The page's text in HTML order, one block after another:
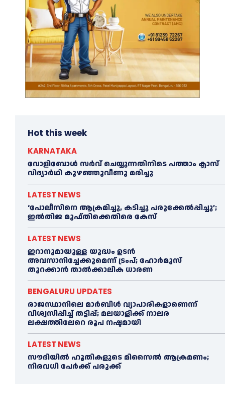
Hot this week
KARNATAKA
വോളിബോൾ സർവ് ചെയ്യുന്നതിനിടെ പത്താം ക്ലാസ്
വിദ്യാർഥി കുഴഞ്ഞുവീണു മരിച്ചു
LATEST NEWS
‘പോലീസിനെ ആക്രമിച്ചു, കടിച്ചു പരുക്കേല്‍പ്പിച്ചു’;
ഇല്‍തിജ മുഫ്തിക്കെതിരെ കേസ്
LATEST NEWS
ഇറാനുമായുള്ള യുദ്ധം ഉടൻ
അവസാനിച്ചേക്കുമെന്ന് ട്രംപ്; ഹോർമുസ്
തുറക്കാൻ താൽക്കാലിക ധാരണ
BENGALURU UPDATES
രാജസ്ഥാനിലെ മാർബിൾ വ്യാപാരികളാണെന്ന്
വിശ്വസിപ്പിച്ച് തട്ടിപ്പ്; മലയാളിക്ക് നാലര
ലക്ഷത്തിലേറെ രൂപ നഷ്ടമായി
LATEST NEWS
സൗദിയിൽ ഹൂതികളുടെ മിസൈൽ ആക്രമണം;
നിരവധി പേർക്ക് പരുക്ക്